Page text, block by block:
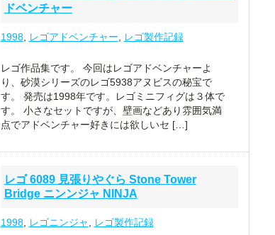
ドベンチャー
1998, レゴアドベンチャー レゴ製作記録
レゴ作品集です。 今回はレゴアドベンチャーよ
り、砂漠シリーズのレゴ5938アヌビスの秘宝で
す。 発売は1998年です。レゴミニフィグは３体で
す。 小さなセットですが、壁画などあり雰囲気満
点でアドベンチャー好きには欲しいセ […]
レゴ 6089 見張りやぐら Stone Tower
Bridge ニンンジャ NINJA
1998, レゴニンジャ レゴ製作記録